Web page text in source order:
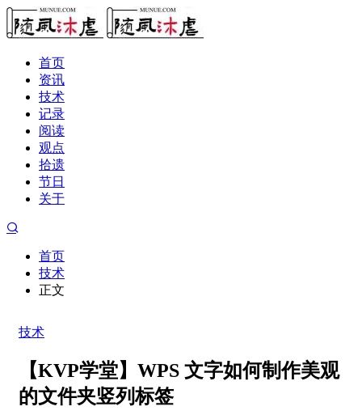
首页
资讯
技术
记录
阅读
观点
拾遗
节日
关于
首页
技术
正文
技术
【KVP学堂】WPS 文字如何制作美观
的文件夹竖列标签